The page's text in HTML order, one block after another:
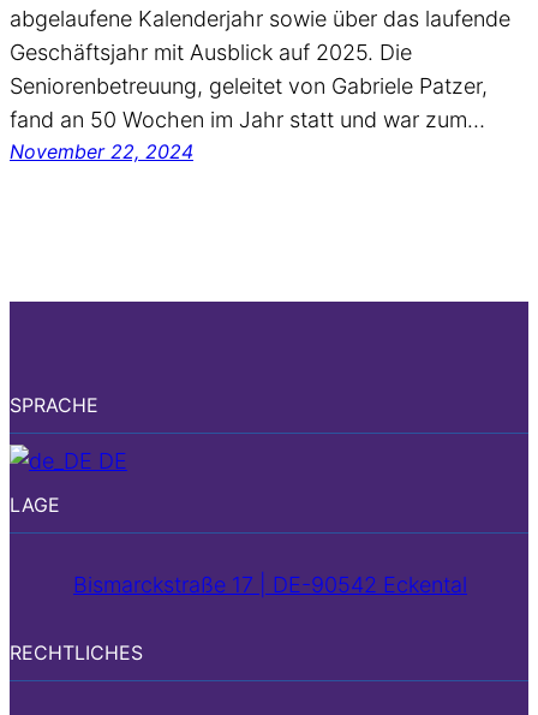
abgelaufene Kalenderjahr sowie über das laufende
Geschäftsjahr mit Ausblick auf 2025. Die
Seniorenbetreuung, geleitet von Gabriele Patzer,
fand an 50 Wochen im Jahr statt und war zum…
November 22, 2024
SPRACHE
DE
LAGE
Bismarckstraße 17 | DE-90542 Eckental
RECHTLICHES